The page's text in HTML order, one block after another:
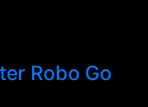
Robo Go